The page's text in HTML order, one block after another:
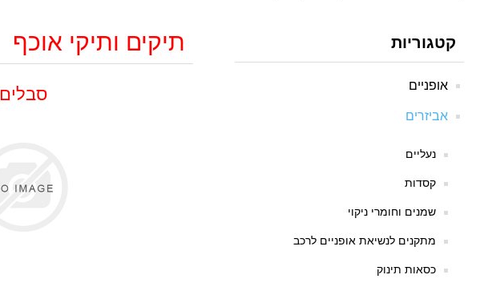
קטגוריות
אופניים
אביזרים
נעליים
קסדות
שמנים וחומרי ניקוי
מתקנים לנשיאת אופניים לרכב
כסאות תינוק
תיקים ותיקי אוכף
סבלים